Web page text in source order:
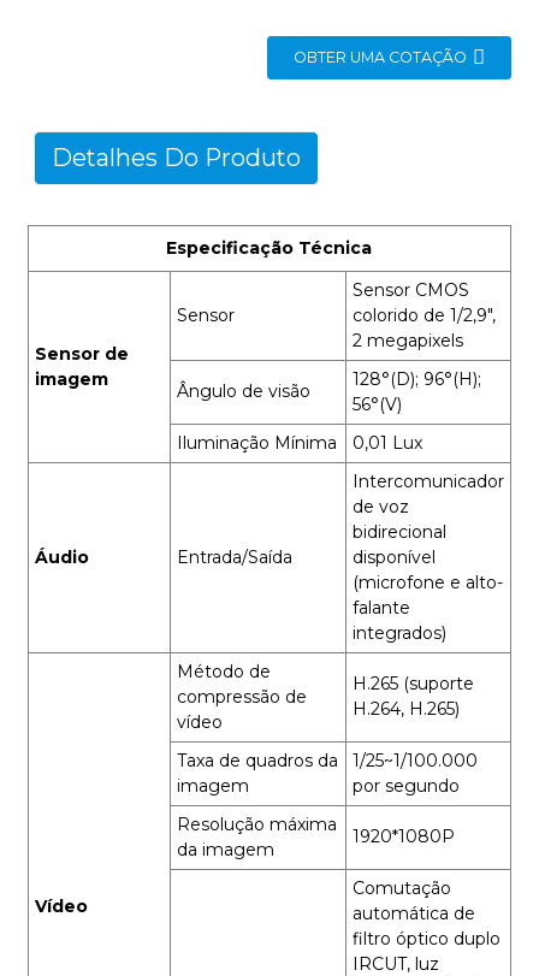
OBTER UMA COTAÇÃO
Detalhes Do Produto
Especificação Técnica
Sensor de
imagem
Sensor
Sensor CMOS
colorido de 1/2,9",
2 megapixels
Ângulo de visão
128°(D); 96°(H);
56°(V)
Iluminação Mínima
0,01 Lux
Áudio Entrada/Saída
Intercomunicador
de voz
bidirecional
disponível
(microfone e alto-
falante
integrados)
Vídeo
Método de
compressão de
vídeo
H.265 (suporte
H.264, H.265)
Taxa de quadros da
imagem
1/25~1/100.000
por segundo
Resolução máxima
da imagem
1920*1080P
Comutação
automática de
filtro óptico duplo
IRCUT, luz